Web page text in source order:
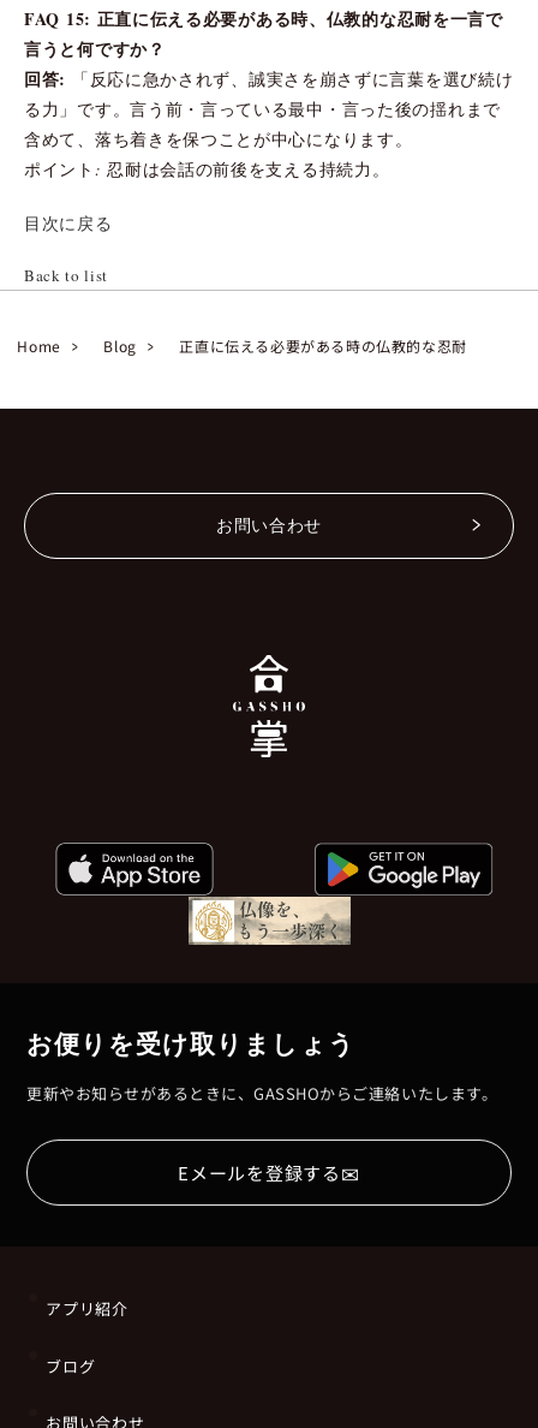
FAQ 15: 正直に伝える必要がある時、仏教的な忍耐を一言で
言うと何ですか？
回答:
「反応に急かされず、誠実さを崩さずに言葉を選び続け
る力」です。言う前・言っている最中・言った後の揺れまで
含めて、落ち着きを保つことが中心になります。
ポイント: 忍耐は会話の前後を支える持続力。
目次に戻る
Back to list
Home Blog 正直に伝える必要がある時の仏教的な忍耐
お問い合わせ
お便りを受け取りましょう
更新やお知らせがあるときに、GASSHOからご連絡いたします。
Eメールを登録する✉
アプリ紹介
ブログ
お問い合わせ